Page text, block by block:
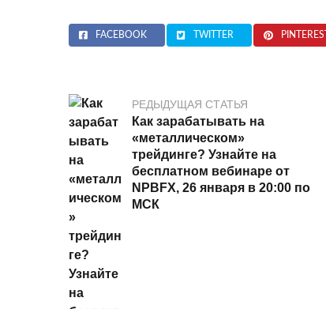
FACEBOOK TWITTER PINTEREST
РЕДЫДУЩАЯ СТАТЬЯ
Как зарабатывать на
«металлическом»
трейдинге? Узнайте на
бесплатном вебинаре от
NPBFX, 26 января в 20:00 по
МСК